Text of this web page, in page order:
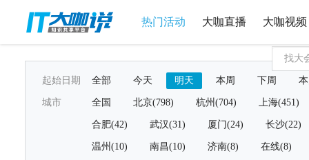
热门活动 大咖直播 大咖视频
起始日期 全部 今天 明天 本周 下周
城市 全国 北京(798) 杭州(704) 上海(451)
合肥(42) 武汉(31) 厦门(24) 长沙(22)
温州(10) 南昌(10) 济南(8) 在线(8)